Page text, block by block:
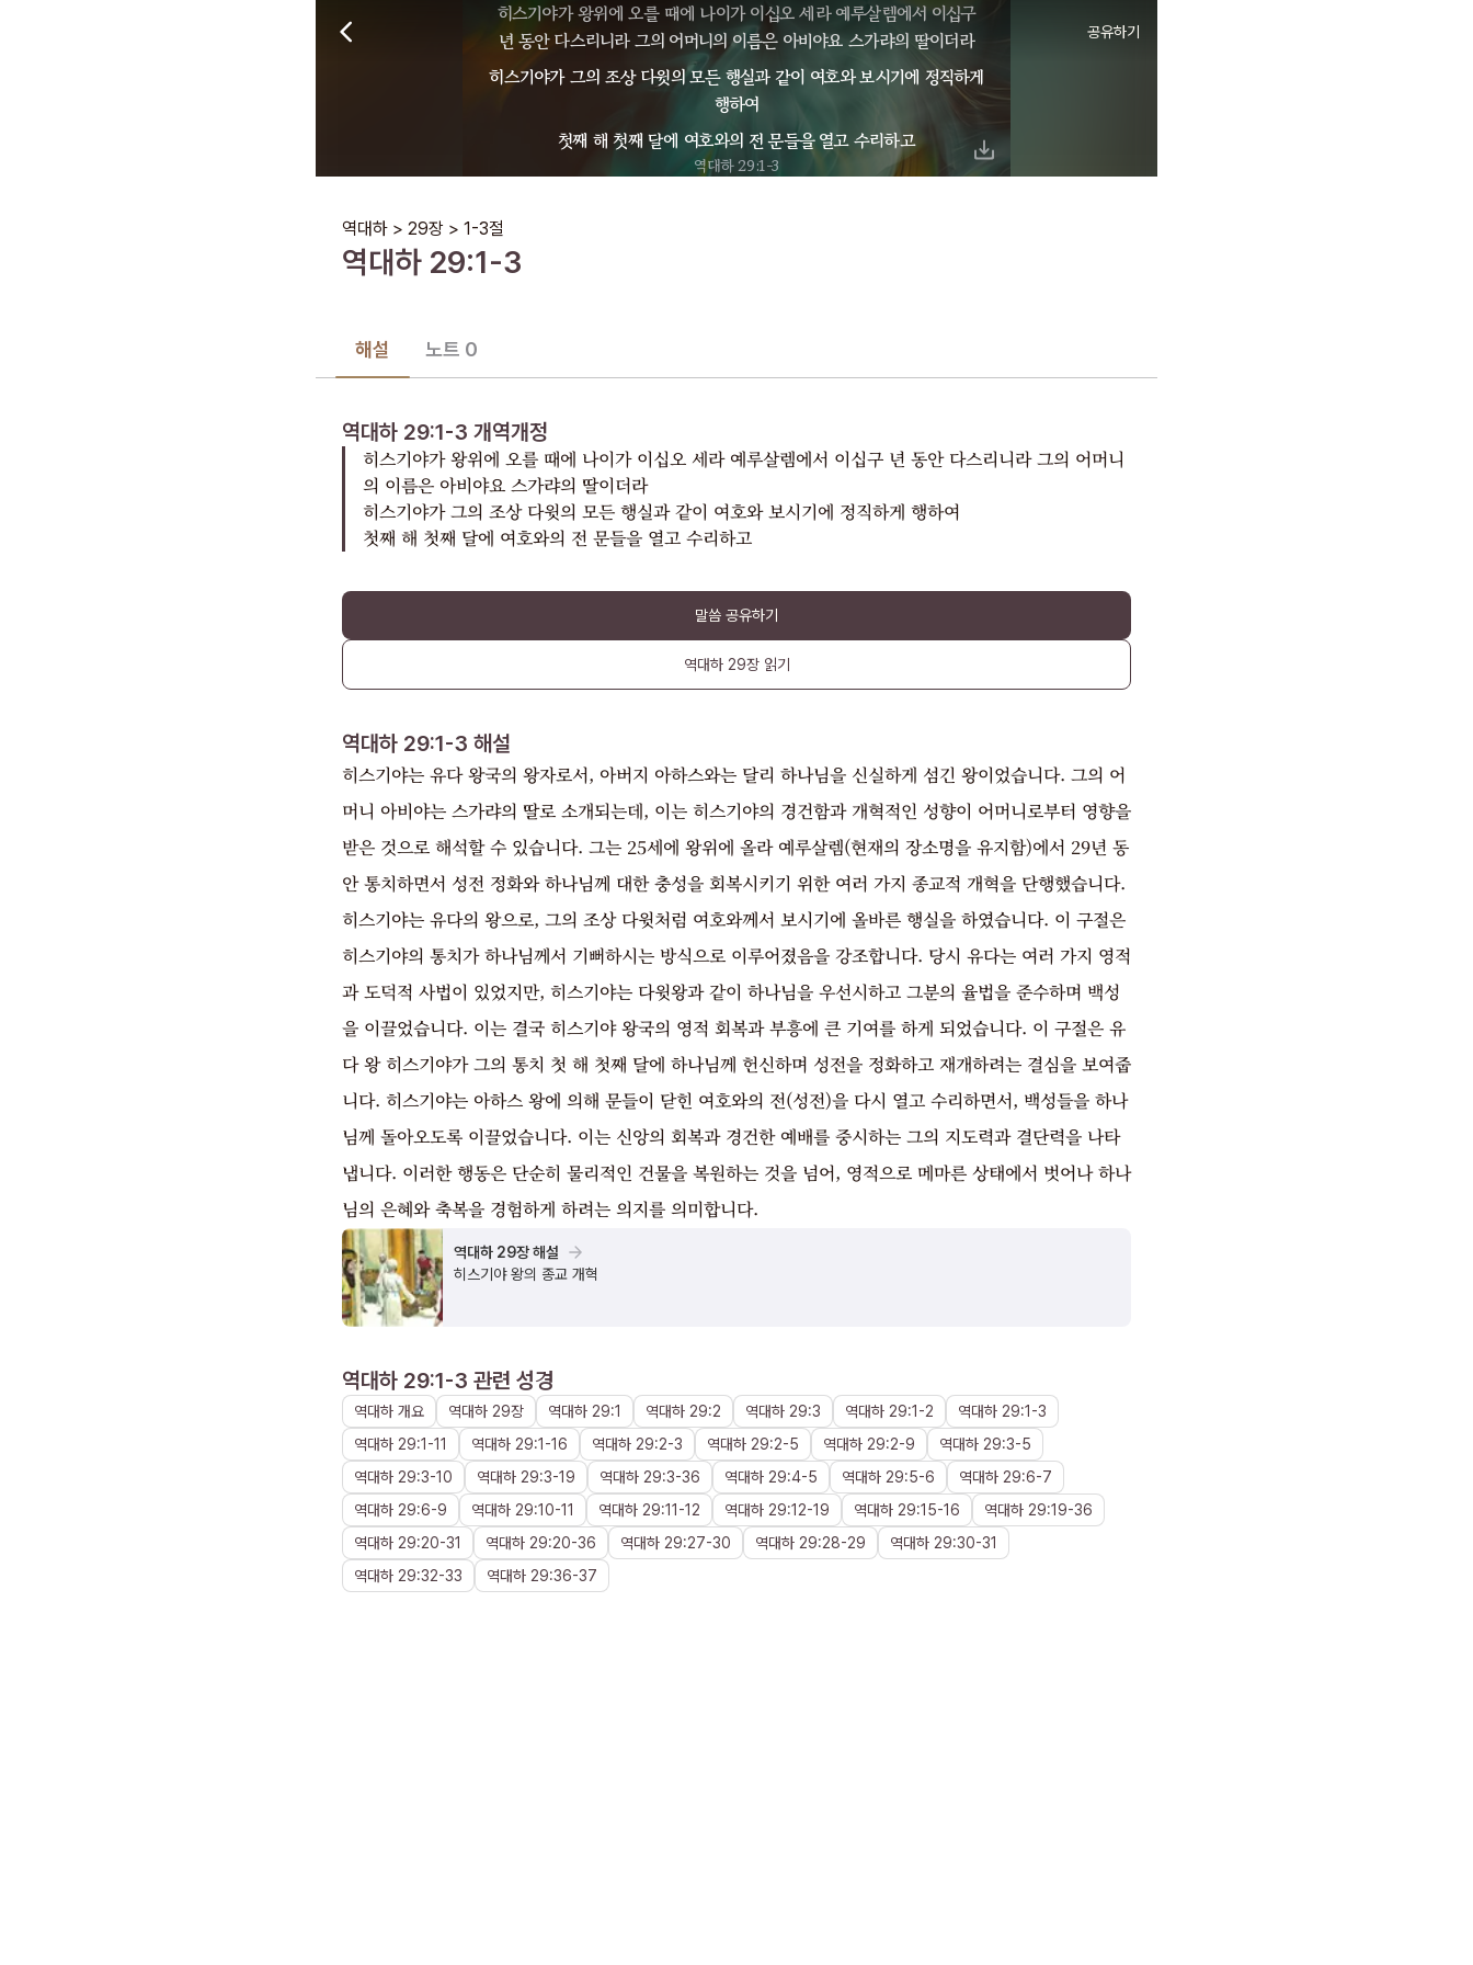
공유하기
히스기야가 왕위에 오를 때에 나이가 이십오 세라 예루살렘에서 이십구
년 동안 다스리니라 그의 어머니의 이름은 아비야요 스가랴의 딸이더라
히스기야가 그의 조상 다윗의 모든 행실과 같이 여호와 보시기에 정직하게
행하여
첫째 해 첫째 달에 여호와의 전 문들을 열고 수리하고
역대하 29:1-3
역대하 > 29장 > 1-3절
역대하 29:1-3
해설 노트 0
역대하 29:1-3 개역개정
히스기야가 왕위에 오를 때에 나이가 이십오 세라 예루살렘에서 이십구 년 동안 다스리니라 그의 어머니
의 이름은 아비야요 스가랴의 딸이더라
히스기야가 그의 조상 다윗의 모든 행실과 같이 여호와 보시기에 정직하게 행하여
첫째 해 첫째 달에 여호와의 전 문들을 열고 수리하고
말씀 공유하기
역대하 29장읽기
역대하 29:1-3 해설
히스기야는 유다 왕국의 왕자로서, 아버지 아하스와는 달리 하나님을 신실하게 섬긴 왕이었습니다. 그의 어
머니 아비야는 스가랴의 딸로 소개되는데, 이는 히스기야의 경건함과 개혁적인 성향이 어머니로부터 영향을
받은 것으로 해석할 수 있습니다. 그는 25세에 왕위에 올라 예루살렘(현재의 장소명을 유지함)에서 29년 동
안 통치하면서 성전 정화와 하나님께 대한 충성을 회복시키기 위한 여러 가지 종교적 개혁을 단행했습니다.
히스기야는 유다의 왕으로, 그의 조상 다윗처럼 여호와께서 보시기에 올바른 행실을 하였습니다. 이 구절은
히스기야의 통치가 하나님께서 기뻐하시는 방식으로 이루어졌음을 강조합니다. 당시 유다는 여러 가지 영적
과 도덕적 사법이 있었지만, 히스기야는 다윗왕과 같이 하나님을 우선시하고 그분의 율법을 준수하며 백성
을 이끌었습니다. 이는 결국 히스기야 왕국의 영적 회복과 부흥에 큰 기여를 하게 되었습니다. 이 구절은 유
다 왕 히스기야가 그의 통치 첫 해 첫째 달에 하나님께 헌신하며 성전을 정화하고 재개하려는 결심을 보여줍
니다. 히스기야는 아하스 왕에 의해 문들이 닫힌 여호와의 전(성전)을 다시 열고 수리하면서, 백성들을 하나
님께 돌아오도록 이끌었습니다. 이는 신앙의 회복과 경건한 예배를 중시하는 그의 지도력과 결단력을 나타
냅니다. 이러한 행동은 단순히 물리적인 건물을 복원하는 것을 넘어, 영적으로 메마른 상태에서 벗어나 하나
님의 은혜와 축복을 경험하게 하려는 의지를 의미합니다.
역대하 29장 해설
히스기야 왕의 종교 개혁
역대하 29:1-3 관련 성경
역대하 개요 역대하 29장 역대하 29:1 역대하 29:2 역대하 29:3 역대하 29:1 -2 역대하 29:1 -3
역대하 29:1 -11 역대하 29:1 -16 역대하 29:2-3 역대하 29:2-5 역대하 29:2-9 역대하 29:3-5
역대하 29:3-10 역대하 29:3-19 역대하 29:3-36 역대하 29:4-5 역대하 29:5-6 역대하 29:6-7
역대하 29:6-9 역대하 29:10-11 역대하 29:11 -12 역대하 29:12-19 역대하 29:15-16 역대하 29:19-36
역대하 29:20-31 역대하 29:20-36 역대하 29:27-30 역대하 29:28-29 역대하 29:30-31
역대하 29:32-33 역대하 29:36-37